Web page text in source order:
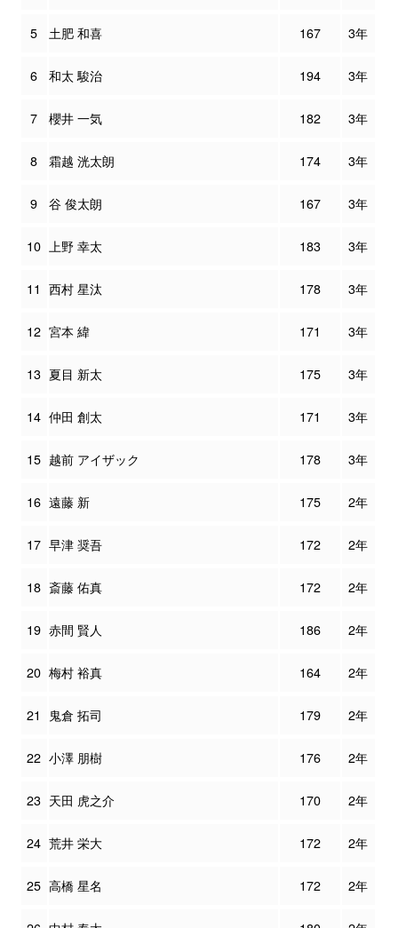
5 土肥 和喜 167 3年
6 和太 駿治 194 3年
7 櫻井 一気 182 3年
8 霜越 洸太朗 174 3年
9 谷 俊太朗 167 3年
10 上野 幸太 183 3年
11 西村 星汰 178 3年
12 宮本 緯 171 3年
13 夏目 新太 175 3年
14 仲田 創太 171 3年
15 越前 アイザック 178 3年
16 遠藤 新 175 2年
17 早津 奨吾 172 2年
18 斎藤 佑真 172 2年
19 赤間 賢人 186 2年
20 梅村 裕真 164 2年
21 鬼倉 拓司 179 2年
22 小澤 朋樹 176 2年
23 天田 虎之介 170 2年
24 荒井 栄大 172 2年
25 高橋 星名 172 2年